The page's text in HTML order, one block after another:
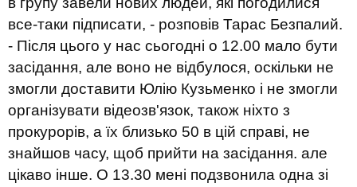
все-таки підписати, - розповів Тарас Безпалий.
- Після цього у нас сьогодні о 12.00 мало бути
засідання, але воно не відбулося, оскільки не
змогли доставити Юлію Кузьменко і не змогли
організувати відеозв'язок, також ніхто з
прокурорів, а їх близько 50 в цій справі, не
знайшов часу, щоб прийти на засідання. але
цікаво інше. О 13.30 мені подзвонила одна зі